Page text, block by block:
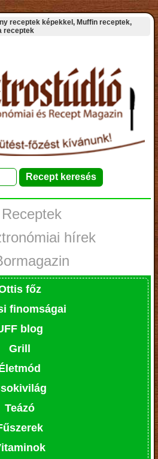
receptek képekkel, Muffin receptek,
receptek
Receptek
hírek
főz
finomságai
blog
Grill
Teázó